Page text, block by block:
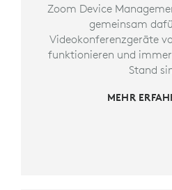
Zoom Device
gemeinsam
Videokonferenzgeräte
funktionieren und
Stand
MEHR